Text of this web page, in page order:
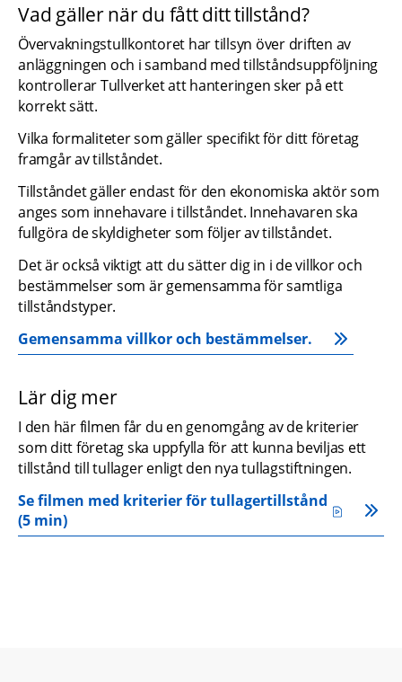
Vad gäller när du fått ditt tillstånd?
Övervakningstullkontoret har tillsyn över driften av
anläggningen och i samband med tillståndsuppföljning
kontrollerar Tullverket att hanteringen sker på ett
korrekt sätt.
Vilka formaliteter som gäller specifikt för ditt företag
framgår av tillståndet.
Tillståndet gäller endast för den ekonomiska aktör som
anges som innehavare i tillståndet. Innehavaren ska
fullgöra de skyldigheter som följer av tillståndet.
Det är också viktigt att du sätter dig in i de villkor och
bestämmelser som är gemensamma för samtliga
tillståndstyper.
Gemensamma villkor och bestämmelser.
Lär dig mer
I den här filmen får du en genomgång av de kriterier
som ditt företag ska uppfylla för att kunna beviljas ett
tillstånd till tullager enligt den nya tullagstiftningen.
Se filmen med kriterier för tullagertillstånd
(5 min)
mp4, 17.3 MB.